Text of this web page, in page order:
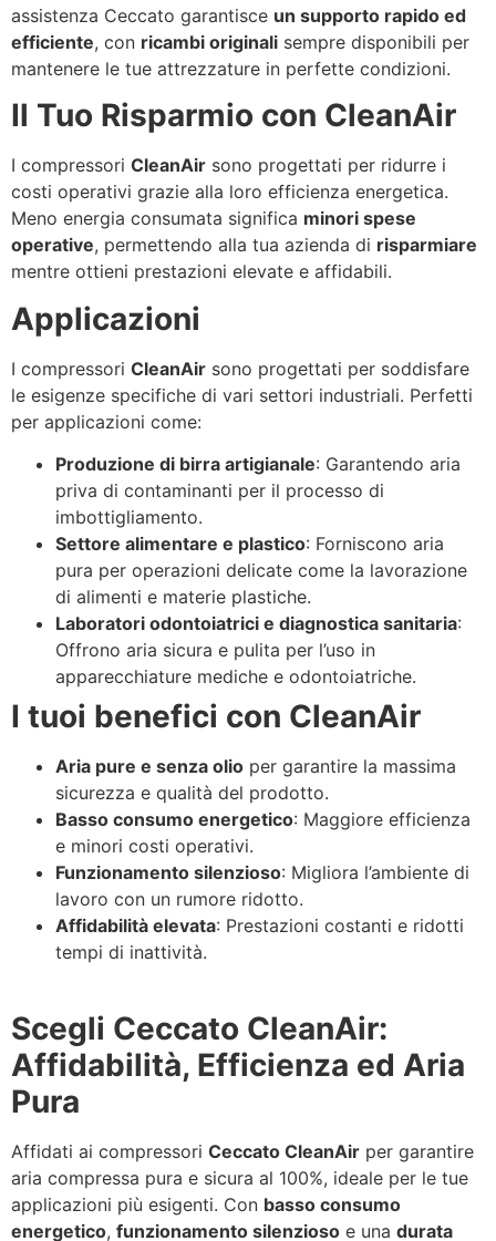
assistenza Ceccato garantisce un supporto rapido ed
efficiente, con ricambi originali sempre disponibili per
mantenere le tue attrezzature in perfette condizioni.
Il Tuo Risparmio con CleanAir
I compressori CleanAir sono progettati per ridurre i
costi operativi grazie alla loro efficienza energetica.
Meno energia consumata significa minori spese
operative, permettendo alla tua azienda di risparmiare
mentre ottieni prestazioni elevate e affidabili.
Applicazioni
I compressori CleanAir sono progettati per soddisfare
le esigenze specifiche di vari settori industriali. Perfetti
per applicazioni come:
Produzione di birra artigianale: Garantendo aria
priva di contaminanti per il processo di
imbottigliamento.
Settore alimentare e plastico: Forniscono aria
pura per operazioni delicate come la lavorazione
di alimenti e materie plastiche.
Laboratori odontoiatrici e diagnostica sanitaria:
Offrono aria sicura e pulita per l’uso in
apparecchiature mediche e odontoiatriche.
I tuoi benefici con CleanAir
Aria pure e senza olio per garantire la massima
sicurezza e qualità del prodotto.
Basso consumo energetico: Maggiore efficienza
e minori costi operativi.
Funzionamento silenzioso: Migliora l’ambiente di
lavoro con un rumore ridotto.
Affidabilità elevata: Prestazioni costanti e ridotti
tempi di inattività.
Scegli Ceccato CleanAir:
Affidabilità, Efficienza ed Aria
Pura
Affidati ai compressori Ceccato CleanAir per garantire
aria compressa pura e sicura al 100%, ideale per le tue
applicazioni più esigenti. Con basso consumo
energetico, funzionamento silenzioso e una durata